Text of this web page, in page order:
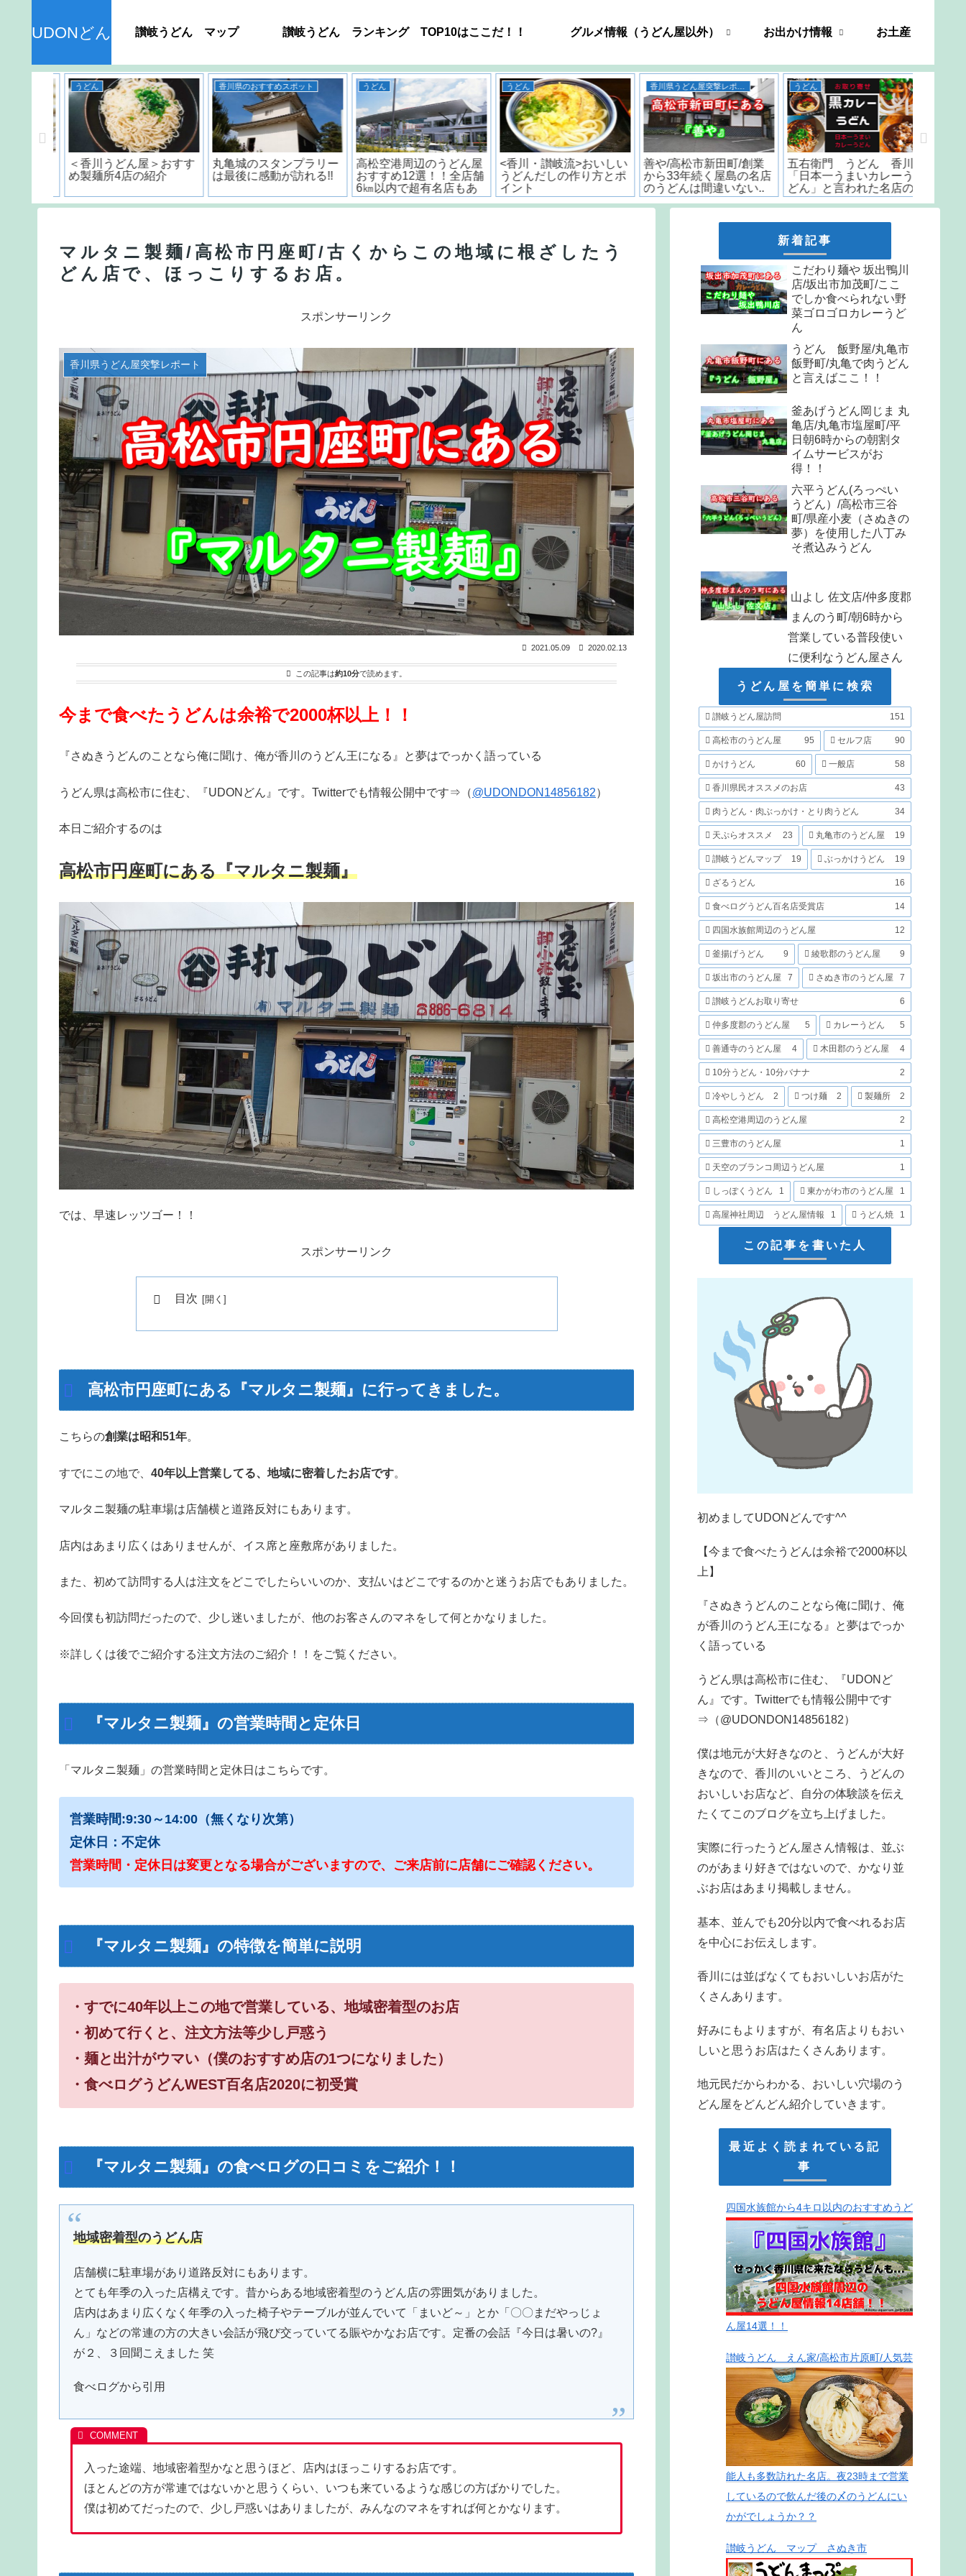
UDONどん 讃岐うどん マップ 讃岐うどん ランキング TOP10はここだ！！ グルメ情報（うどん屋以外） お出かけ情報 お土産
うどん
＜香川うどん屋＞おすす
め製麺所4店の紹介
香川県のおすすめスポット
丸亀城のスタンプラリー
は最後に感動が訪れる!!
うどん
高松空港周辺のうどん屋
おすすめ12選！！全店舗
6㎞以内で超有名店もあ
るよ。
うどん
<香川・讃岐流>おいしい
うどんだしの作り方とポ
イント
香川県うどん屋突撃レポート
善や/高松市新田町/創業
から33年続く屋島の名店
のうどんは間違いない..
うどん
五右衛門 うどん 香川/
「日本一うまいカレーう
どん」と言われた名店の
味をお取り寄せ
天ぷら
マルタニ製麺/高松市円座町/古くからこの地域に根ざしたう
どん店で、ほっこりするお店。
スポンサーリンク
香川県うどん屋突撃レポート
2021.05.09 2020.02.13
この記事は約10分で読めます。
今まで食べたうどんは余裕で2000杯以上！！
『さぬきうどんのことなら俺に聞け、俺が香川のうどん王になる』と夢はでっかく語っている
うどん県は高松市に住む、『UDONどん』です。Twitterでも情報公開中です⇒（@UDONDON14856182）
本日ご紹介するのは
高松市円座町にある『マルタニ製麺』
では、早速レッツゴー！！
スポンサーリンク
目次
高松市円座町にある『マルタニ製麺』に行ってきました。
こちらの創業は昭和51年。
すでにこの地で、 40年以上営業してる、地域に密着したお店です。
マルタニ製麺の駐車場は店舗横と道路反対にもあります。
店内はあまり広くはありませんが、イス席と座敷席がありました。
また、初めて訪問する人は注文をどこでしたらいいのか、支払いはどこでするのかと迷うお店でもありました。
今回僕も初訪問だったので、少し迷いましたが、他のお客さんのマネをして何とかなりました。
※詳しくは後でご紹介する注文方法のご紹介！！をご覧ください。
『マルタニ製麺』の営業時間と定休日
「マルタニ製麺」の営業時間と定休日はこちらです。
営業時間:9:30～14:00（無くなり次第）
定休日：不定休
営業時間・定休日は変更となる場合がございますので、ご来店前に店舗にご確認ください。
『マルタニ製麺』の特徴を簡単に説明
・すでに40年以上この地で営業している、地域密着型のお店
・初めて行くと、注文方法等少し戸惑う
・麺と出汁がウマい（僕のおすすめ店の1つになりました）
・食べログうどんWEST百名店2020に初受賞
『マルタニ製麺』の食べログの口コミをご紹介！！
地域密着型のうどん店
店舗横に駐車場があり道路反対にもあります。
とても年季の入った店構えです。昔からある地域密着型のうどん店の雰囲気がありました。
店内はあまり広くなく年季の入った椅子やテーブルが並んでいて「まいど～」とか「〇〇まだやっじょ
ん」などの常連の方の大きい会話が飛び交っていてる賑やかなお店です。定番の会話『今日は暑いの?』
が２、３回聞こえました 笑
食べログから引用
入った途端、地域密着型かなと思うほど、店内はほっこりするお店です。
ほとんどの方が常連ではないかと思うくらい、いつも来ているような感じの方ばかりでした。
僕は初めてだったので、少し戸惑いはありましたが、みんなのマネをすれば何とかなります。
新着記事
こだわり麺や 坂出鴨川
店/坂出市加茂町/ここ
でしか食べられない野
菜ゴロゴロカレーうど
ん
うどん 飯野屋/丸亀市
飯野町/丸亀で肉うどん
と言えばここ！！
釜あげうどん岡じま 丸
亀店/丸亀市塩屋町/平
日朝6時からの朝割タ
イムサービスがお
得！！
六平うどん(ろっぺい
うどん）/高松市三谷
町/県産小麦（さぬきの
夢）を使用した八丁み
そ煮込みうどん
山よし 佐文店/仲多度郡
まんのう町/朝6時から
営業している普段使い
に便利なうどん屋さん
うどん屋を簡単に検索
讃岐うどん屋訪問 151
高松市のうどん屋 95 セルフ店 90
かけうどん 60 一般店 58
香川県民オススメのお店 43
肉うどん・肉ぶっかけ・とり肉うどん 34
天ぷらオススメ 23 丸亀市のうどん屋 19
讃岐うどんマップ 19 ぶっかけうどん 19
ざるうどん 16
食べログうどん百名店受賞店 14
四国水族館周辺のうどん屋 12
釜揚げうどん 9 綾歌郡のうどん屋 9
坂出市のうどん屋 7 さぬき市のうどん屋 7
讃岐うどんお取り寄せ 6
仲多度郡のうどん屋 5 カレーうどん 5
善通寺のうどん屋 4 木田郡のうどん屋 4
10分うどん・10分バナナ 2
冷やしうどん 2 つけ麺 2 製麺所 2
高松空港周辺のうどん屋 2
三豊市のうどん屋 1
天空のブランコ周辺うどん屋 1
しっぽくうどん 1 東かがわ市のうどん屋 1
高屋神社周辺 うどん屋情報 1 うどん焼 1
この記事を書いた人
初めましてUDONどんです^^
【今まで食べたうどんは余裕で2000杯以
上】
『さぬきうどんのことなら俺に聞け、俺
が香川のうどん王になる』と夢はでっか
く語っている
うどん県は高松市に住む、『UDONど
ん』です。Twitterでも情報公開中です
⇒（@UDONDON14856182）
僕は地元が大好きなのと、うどんが大好
きなので、香川のいいところ、うどんの
おいしいお店など、自分の体験談を伝え
たくてこのブログを立ち上げました。
実際に行ったうどん屋さん情報は、並ぶ
のがあまり好きではないので、かなり並
ぶお店はあまり掲載しません。
基本、並んでも20分以内で食べれるお店
を中心にお伝えします。
香川には並ばなくてもおいしいお店がた
くさんあります。
好みにもよりますが、有名店よりもおい
しいと思うお店はたくさんあります。
地元民だからわかる、おいしい穴場のう
どん屋をどんどん紹介していきます。
最近よく読まれている記
事
四国水族館から4キロ以内のおすすめうど
ん屋14選！！
讃岐うどん えん家/高松市片原町/人気芸
能人も多数訪れた名店。夜23時まで営業
しているので飲んだ後の〆のうどんにい
かがでしょうか？？
讃岐うどん マップ さぬき市